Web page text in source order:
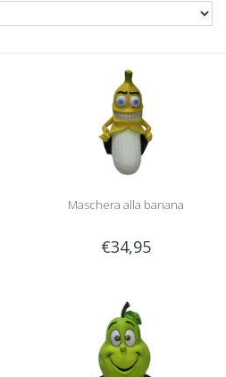
Maschera alla banana
€34,95